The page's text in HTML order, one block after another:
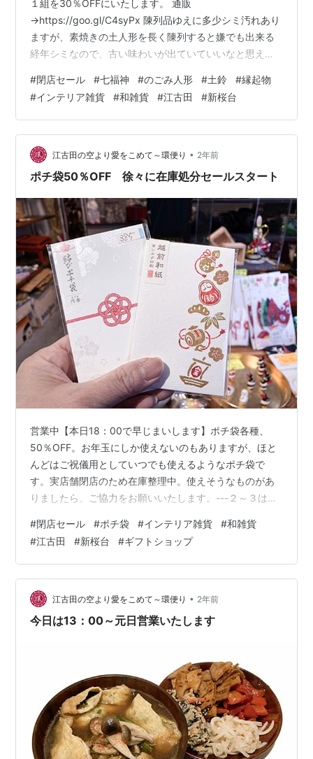
１組を30％OFFにいたします。 通販
→https://goo.gl/C4syPx 陳列品ゆえに多少シミ汚れあり
ますが、素焼きの土人形を長く陳列すると嫌でも出来る
経年シミなので、古い味わいが出ていていいなと思える
七福神 #のごみ人形 #土鈴 #縁起物 #縁起物 #インテリア
雑貨 #和雑貨 #江古田 #新桜台 #商店街 #西武池袋線 #練
馬区 #贈り物 #プレゼント #ギフト
#閉店セール #七福神 #のごみ人形 #土鈴 #縁起物
#インテリア雑貨 #和雑貨 #江古田 #新桜台
江古田の空より愛をこめて～環便り • 2年前
ポチ袋50％OFF 徐々に在庫処分セールスタート
営業中【本日18：00で早じまいします】ポチ袋各種、
50％OFF。お年玉にしか使えないのもありますが、ほと
んどはご祝儀用としていつでも使えるようなポチ袋で
す。実店舗閉店のため在庫整理中。使えそうなものがあ
りましたら、ご協力をお願いいたします。---２～３はお
卸の結果を帳簿つけしたり、引越し先での生活を考えて
メインバンクを変える検討、支払い用にいくつも持って
いた口座の整理、クレジットや公共料金の引き落とし先
の変更など、お金にまつわるあれこれの整理に時間使い
ました。素面の時じゃないと怖いので、飲んだくれるこ
とも出来ずに真面目に作業頑張ったので、今夜…
#閉店セール #ポチ袋 #インテリア雑貨 #和雑貨
#江古田 #新桜台 #ギフトショップ
江古田の空より愛をこめて～環便り • 2年前
今日は13：00～元日営業いたします